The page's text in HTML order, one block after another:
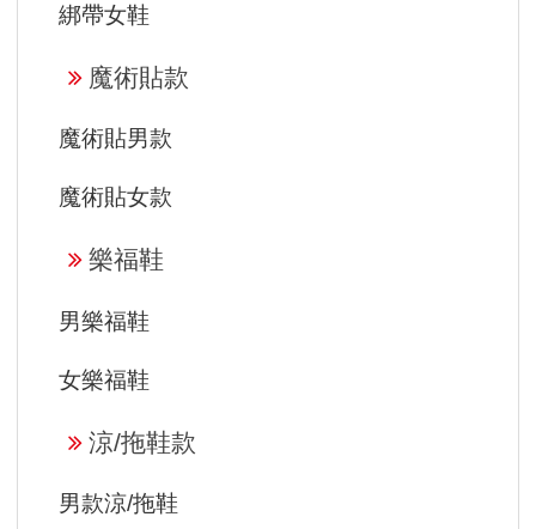
綁帶女鞋
魔術貼款
魔術貼男款
魔術貼女款
樂福鞋
男樂福鞋
女樂福鞋
涼/拖鞋款
男款涼/拖鞋